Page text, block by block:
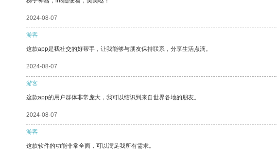
2024-08-07
游客
这款app是我社交的好帮手，让我能够与朋友保持联系，分享生活点滴。
2024-08-07
游客
这款app的用户群体非常庞大，我可以结识到来自世界各地的朋友。
2024-08-07
游客
这款软件的功能非常全面，可以满足我所有需求。